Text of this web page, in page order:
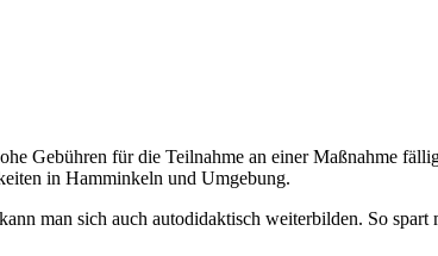
Gebühren für die Teilnahme an einer Maßnahme
in Hamminkeln und Umgebung.
man sich auch autodidaktisch weiterbilden. So